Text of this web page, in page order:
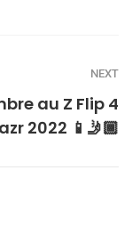
NEXT
au Z Flip 4
2022 📱🤳🏾